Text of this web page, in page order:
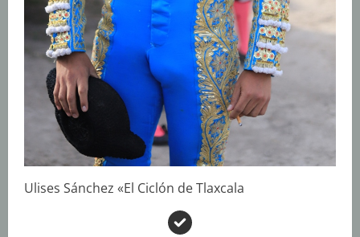
Ulises Sánchez «El Ciclón de Tlaxcala